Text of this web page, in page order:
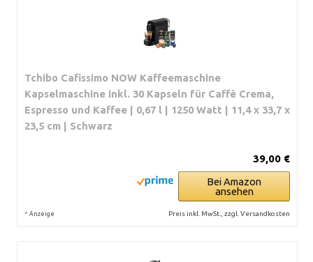
Tchibo Cafissimo NOW Kaffeemaschine
Kapselmaschine inkl. 30 Kapseln für Caffè Crema,
Espresso und Kaffee | 0,67 l | 1250 Watt | 11,4 x 33,7 x
23,5 cm | Schwarz
39,00 €
Bei Amazon
ansehen
* Anzeige Preis inkl. MwSt., zzgl. Versandkosten